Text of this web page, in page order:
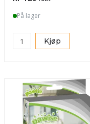
På lager
Kjøp